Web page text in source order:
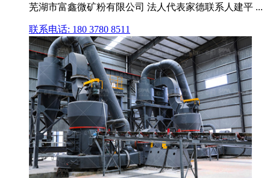
芜湖市富鑫微矿粉有限公司 法人代表家德联系人建平 ...
联系电话: 180 3780 8511